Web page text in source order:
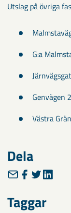
Utslag på övriga
G:a
Västra
Dela
Taggar